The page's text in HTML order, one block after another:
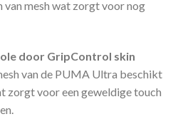
mesh wat zorgt voor nog
door GripControl skin
van de PUMA Ultra beschikt
zorgt voor een geweldige touch